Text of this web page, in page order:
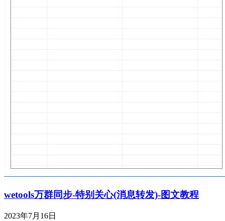
wetools万群同步-特别关心(消息转发)-图文教程
2023年7月16日